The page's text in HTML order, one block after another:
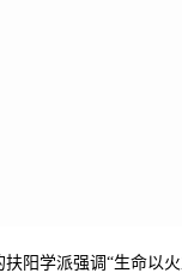
阳学派强调“生命以